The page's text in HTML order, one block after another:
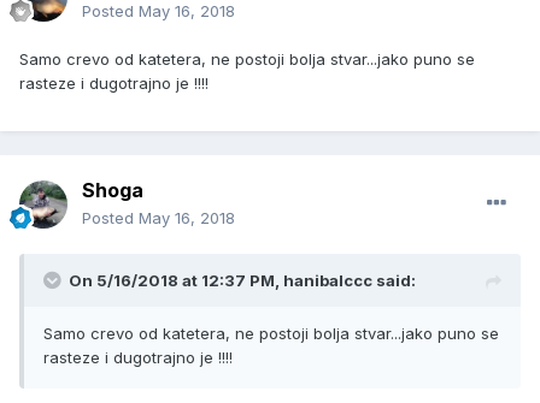
Posted May 16, 2018
Samo crevo od katetera, ne postoji bolja stvar...jako puno se
rasteze i dugotrajno je !!!!
Shoga
Posted May 16, 2018
On 5/16/2018 at 12:37 PM, hanibalccc said:
Samo crevo od katetera, ne postoji bolja stvar...jako puno se
rasteze i dugotrajno je !!!!